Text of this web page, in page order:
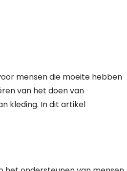
mensen die moeite hebben
van het doen van
kleding. In dit artikel